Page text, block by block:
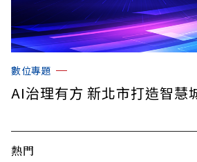
數位專題
AI治理有方 新北市打造智慧
熱門